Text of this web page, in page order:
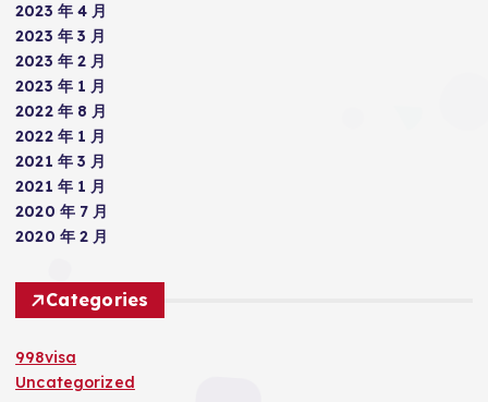
2023 年 4 月
2023 年 3 月
2023 年 2 月
2023 年 1 月
2022 年 8 月
2022 年 1 月
2021 年 3 月
2021 年 1 月
2020 年 7 月
2020 年 2 月
Categories
998visa
Uncategorized